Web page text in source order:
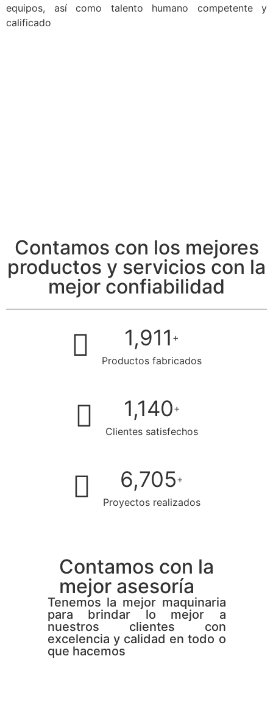
equipos, así como talento humano competente y
calificado
Contamos con los mejores
productos y servicios con la
mejor confiabilidad
2,382+
Productos fabricados
1,421+
Clientes satisfechos
8,341+
Proyectos realizados
Contamos con la
mejor asesoría
Tenemos la mejor maquinaria
para brindar lo mejor a
nuestros clientes con
excelencia y calidad en todo o
que hacemos